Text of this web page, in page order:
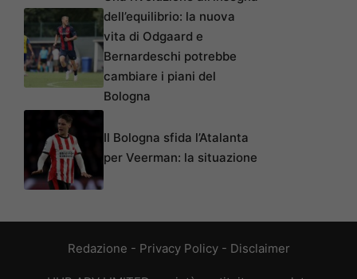
dell’equilibrio: la nuova
vita di Odgaard e
Bernardeschi potrebbe
cambiare i piani del
Bologna
Il Bologna sfida l’Atalanta
per Veerman: la situazione
Redazione - Privacy Policy- Disclaimer